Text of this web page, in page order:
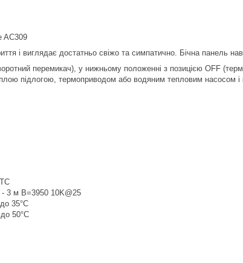
і виглядає достатньо свіжо та симпатично. Бічна панель
перемикач), у нижньому положенні з позицією OFF
підлогою, термоприводом або водяним тепловим насосом
- 3 м B=3950 10K@25
35°C
50°C